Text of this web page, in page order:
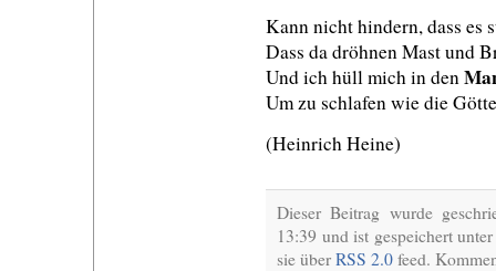
Kann nicht hindern, dass es
Dass da dröhnen Mast und
Und ich hüll mich in den
Um zu schlafen wie die
(Heinrich Heine)
Dieser Beitrag wurde
13:39 und ist gespeichert
sie über RSS 2.0 feed.